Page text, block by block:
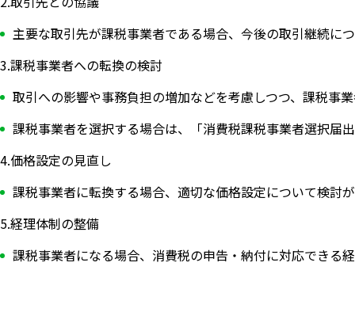
主要な取引先が課税事業者である場合、今後の取引継続に
3.課税事業者への転換の検討
取引への影響や事務負担の増加などを考慮しつつ、課税事
課税事業者を選択する場合は、「消費税課税事業者選択届
4.価格設定の見直し
課税事業者に転換する場合、適切な価格設定について検討
5.経理体制の整備
課税事業者になる場合、消費税の申告・納付に対応できる